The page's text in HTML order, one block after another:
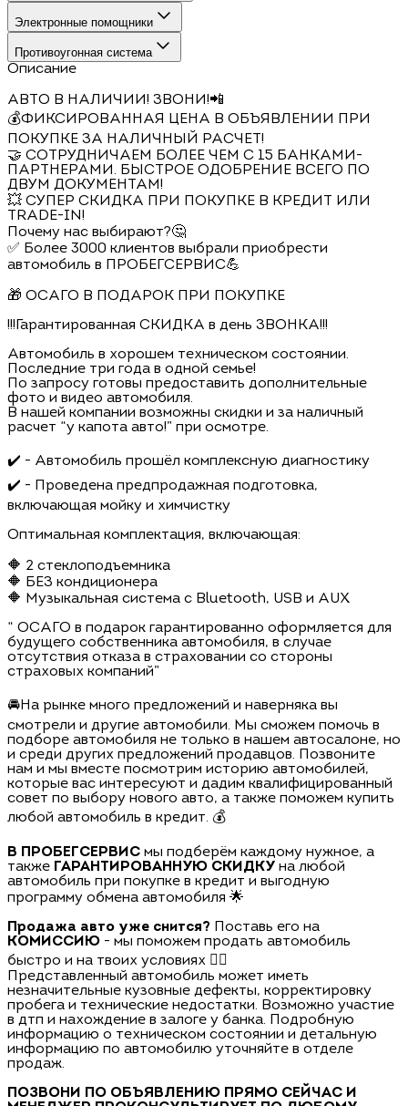
Электронные помощники
Противоугонная система
Описание
АВТО В НАЛИЧИИ! ЗВОНИ!📲
💰ФИКСИРОВАННАЯ ЦЕНА В ОБЪЯВЛЕНИИ ПРИ
ПОКУПКЕ ЗА НАЛИЧНЫЙ РАСЧЕТ!
🤝 СОТРУДНИЧАЕМ БОЛЕЕ ЧЕМ С 15 БАНКАМИ-
ПАРТНЕРАМИ. БЫСТРОЕ ОДОБРЕНИЕ ВСЕГО ПО
ДВУМ ДОКУМЕНТАМ!
💥 СУПЕР СКИДКА ПРИ ПОКУПКЕ В КРЕДИТ ИЛИ
ТRАDЕ-IN!
Почему нас выбирают?🤔
✅ Более 3000 клиентов выбрали приобрести
автомобиль в ПРОБЕГСЕРВИС💪
🎁 ОСАГО В ПОДАРОК ПРИ ПОКУПКЕ
!!!Гарантированная СКИДКА в день ЗВОНКА!!!
Автомобиль в хорошем техническом состоянии.
Последние три года в одной семье!
По запросу готовы предоставить дополнительные
фото и видео автомобиля.
В нашей компании возможны скидки и за наличный
расчет “у капота авто!” при осмотре.
✔️ - Автомобиль прошёл комплексную диагностику
✔️ - Проведена предпродажная подготовка,
включающая мойку и химчистку
Оптимальная комплектация, включающая:
🔶 2 стеклоподъемника
🔶 БЕЗ кондиционера
🔶 Музыкальная система с Bluetooth, USB и AUX
“ ОСАГО в подарок гарантированно оформляется для
будущего собственника автомобиля, в случае
отсутствия отказа в страховании со стороны
страховых компаний”
🚘На рынке много предложений и наверняка вы
смотрели и другие автомобили. Мы сможем помочь в
подборе автомобиля не только в нашем автосалоне, но
и среди других предложений продавцов. Позвоните
нам и мы вместе посмотрим историю автомобилей,
которые вас интересуют и дадим квалифицированный
совет по выбору нового авто, а также поможем купить
любой автомобиль в кредит. 💰
В ПРОБЕГСЕРВИС мы подберём каждому нужное, а
также ГАРАНТИРОВАННУЮ СКИДКУ на любой
автомобиль при покупке в кредит и выгодную
программу обмена автомобиля 🌟
Продажа авто уже снится? Поставь его на
КОМИССИЮ - мы поможем продать автомобиль
быстро и на твоих условиях 🏃‍♂️
Представленный автомобиль может иметь
незначительные кузовные дефекты, корректировку
пробега и технические недостатки. Возможно участие
в дтп и нахождение в залоге у банка. Подробную
информацию о техническом состоянии и детальную
информацию по автомобилю уточняйте в отделе
продаж.
ПОЗВОНИ ПО ОБЪЯВЛЕНИЮ ПРЯМО СЕЙЧАС И